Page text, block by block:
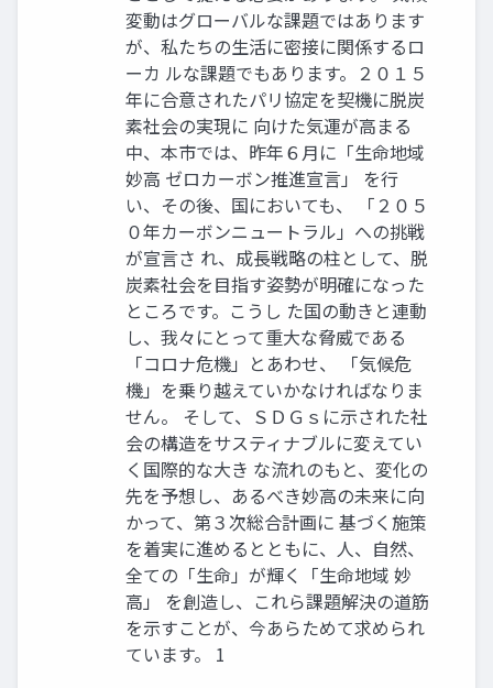
変動はグローバルな課題ではあります
が、私たちの生活に密接に関係するロ
ーカ ルな課題でもあります。２０１５
年に合意されたパリ協定を契機に脱炭
素社会の実現に 向けた気運が高まる
中、本市では、昨年６月に「生命地域
妙高 ゼロカーボン推進宣言」 を行
い、その後、国においても、 「２０５
０年カーボンニュートラル」への挑戦
が宣言さ れ、成長戦略の柱として、脱
炭素社会を目指す姿勢が明確になった
ところです。こうし た国の動きと連動
し、我々にとって重大な脅威である
「コロナ危機」とあわせ、 「気候危
機」を乗り越えていかなければなりま
せん。 そして、ＳＤＧｓに示された社
会の構造をサスティナブルに変えてい
く国際的な大き な流れのもと、変化の
先を予想し、あるべき妙高の未来に向
かって、第３次総合計画に 基づく施策
を着実に進めるとともに、人、自然、
全ての「生命」が輝く「生命地域 妙
高」 を創造し、これら課題解決の道筋
を示すことが、今あらためて求められ
ています。 1